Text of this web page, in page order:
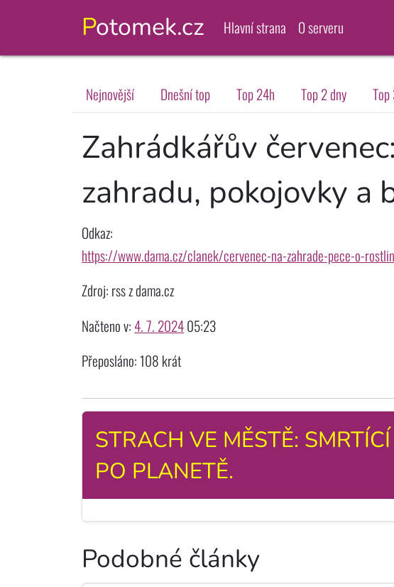
Potomek.cz Hlavní strana O serveru
Nejnovější Dnešní top Top 24h Top 2 dny
Zahrádkářův
zahradu, pokojovky a
Odkaz:
https://www.dama.cz/clanek/cervenec-na-zahrade-pece-o-
Zdroj: rss z dama.cz
Načteno v: 4. 7. 202405:23
Přeposláno: 108 krát
STRACH VE MĚSTĚ:
PO PLANETĚ.
Podobné články